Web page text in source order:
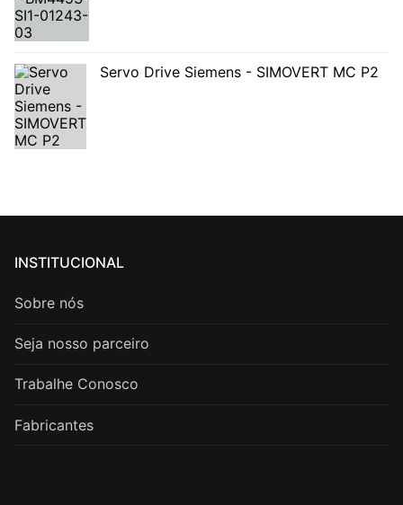
Servo Drive Siemens - SIMOVERT MC P2
INSTITUCIONAL
Sobre nós
Seja nosso parceiro
Trabalhe Conosco
Fabricantes